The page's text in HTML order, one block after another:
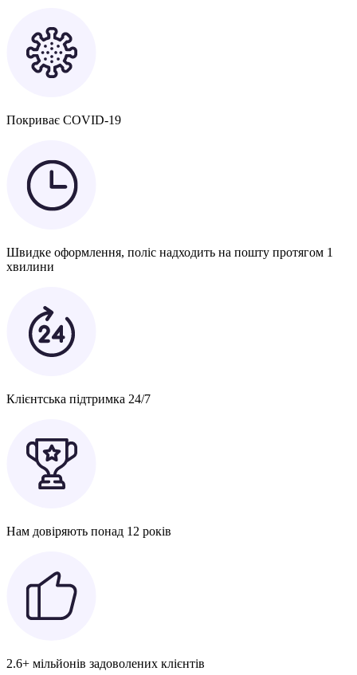
Покриває COVID-19
Швидке оформлення, поліс надходить на пошту протягом 1
хвилини
Клієнтська підтримка 24/7
Нам довіряють понад 12 років
2.6+ мільйонів задоволених клієнтів